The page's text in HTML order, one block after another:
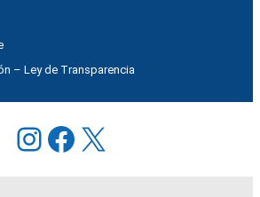
– Ley de Transparencia
Instagram
Facebook
X